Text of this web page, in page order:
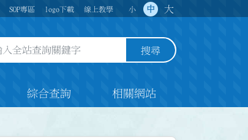
SOP專區 logo下載 線上教學 小 中 大
詢關鍵字欄位 搜尋
綜合查詢 相關網站